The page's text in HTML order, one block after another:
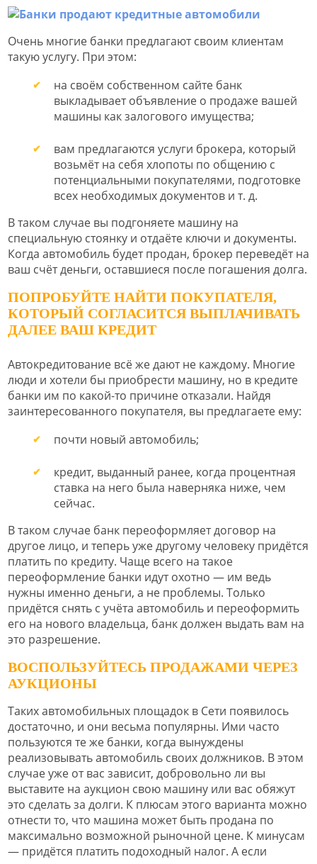
Очень многие банки предлагают своим клиентам
такую услугу. При этом:
на своём собственном сайте банк
выкладывает объявление о продаже вашей
машины как залогового имущества;
вам предлагаются услуги брокера, который
возьмёт на себя хлопоты по общению с
потенциальными покупателями, подготовке
всех необходимых документов и т. д.
В таком случае вы подгоняете машину на
специальную стоянку и отдаёте ключи и документы.
Когда автомобиль будет продан, брокер переведёт на
ваш счёт деньги, оставшиеся после погашения долга.
ПОПРОБУЙТЕ НАЙТИ ПОКУПАТЕЛЯ,
КОТОРЫЙ СОГЛАСИТСЯ ВЫПЛАЧИВАТЬ
ДАЛЕЕ ВАШ КРЕДИТ
Автокредитование всё же дают не каждому. Многие
люди и хотели бы приобрести машину, но в кредите
банки им по какой-то причине отказали. Найдя
заинтересованного покупателя, вы предлагаете ему:
почти новый автомобиль;
кредит, выданный ранее, когда процентная
ставка на него была наверняка ниже, чем
сейчас.
В таком случае банк переоформляет договор на
другое лицо, и теперь уже другому человеку придётся
платить по кредиту. Чаще всего на такое
переоформление банки идут охотно — им ведь
нужны именно деньги, а не проблемы. Только
придётся снять с учёта автомобиль и переоформить
его на нового владельца, банк должен выдать вам на
это разрешение.
ВОСПОЛЬЗУЙТЕСЬ ПРОДАЖАМИ ЧЕРЕЗ
АУКЦИОНЫ
Таких автомобильных площадок в Сети появилось
достаточно, и они весьма популярны. Ими часто
пользуются те же банки, когда вынуждены
реализовывать автомобиль своих должников. В этом
случае уже от вас зависит, добровольно ли вы
выставите на аукцион свою машину или вас обяжут
это сделать за долги. К плюсам этого варианта можно
отнести то, что машина может быть продана по
максимально возможной рыночной цене. К минусам
— придётся платить подоходный налог. А если